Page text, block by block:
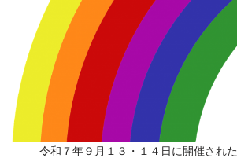
令和７年９月１３・１４日に開催された